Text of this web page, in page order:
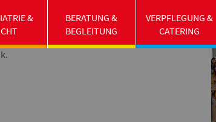
eine kleine AWO Gruppe teil. Die AWO zeigte
&
BERATUNG &
BEGLEITUNG
VERPFLEGUNG &
CATERING